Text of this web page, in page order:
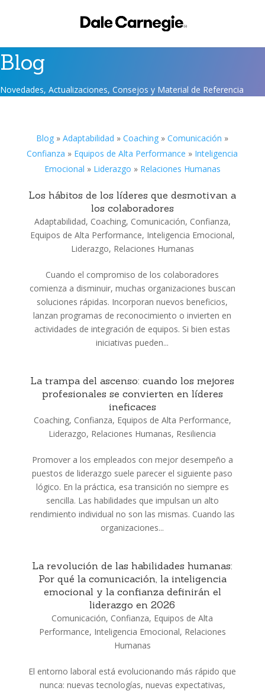
Blog
Novedades, Actualizaciones, Consejos y Material de Referencia
Blog »Adaptabilidad »Coaching »Comunicación »
Confianza » Equipos de Alta Performance » Inteligencia
Emocional » Liderazgo » Relaciones Humanas
Los hábitos de los líderes que desmotivan a
los colaboradores
Adaptabilidad, Coaching, Comunicación, Confianza,
Equipos de Alta Performance, Inteligencia Emocional,
Liderazgo, Relaciones Humanas
Cuando el compromiso de los colaboradores
comienza a disminuir, muchas organizaciones buscan
soluciones rápidas. Incorporan nuevos beneficios,
lanzan programas de reconocimiento o invierten en
actividades de integración de equipos. Si bien estas
iniciativas pueden...
La trampa del ascenso: cuando los mejores
profesionales se convierten en líderes
ineficaces
Coaching, Confianza, Equipos de Alta Performance,
Liderazgo, Relaciones Humanas, Resiliencia
Promover a los empleados con mejor desempeño a
puestos de liderazgo suele parecer el siguiente paso
lógico. En la práctica, esa transición no siempre es
sencilla. Las habilidades que impulsan un alto
rendimiento individual no son las mismas. Cuando las
organizaciones...
La revolución de las habilidades humanas:
Por qué la comunicación, la inteligencia
emocional y la confianza definirán el
liderazgo en 2026
Comunicación, Confianza, Equipos de Alta
Performance, Inteligencia Emocional, Relaciones
Humanas
El entorno laboral está evolucionando más rápido que
nunca: nuevas tecnologías, nuevas expectativas,